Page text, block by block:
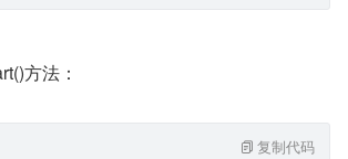
方法：
复制代码